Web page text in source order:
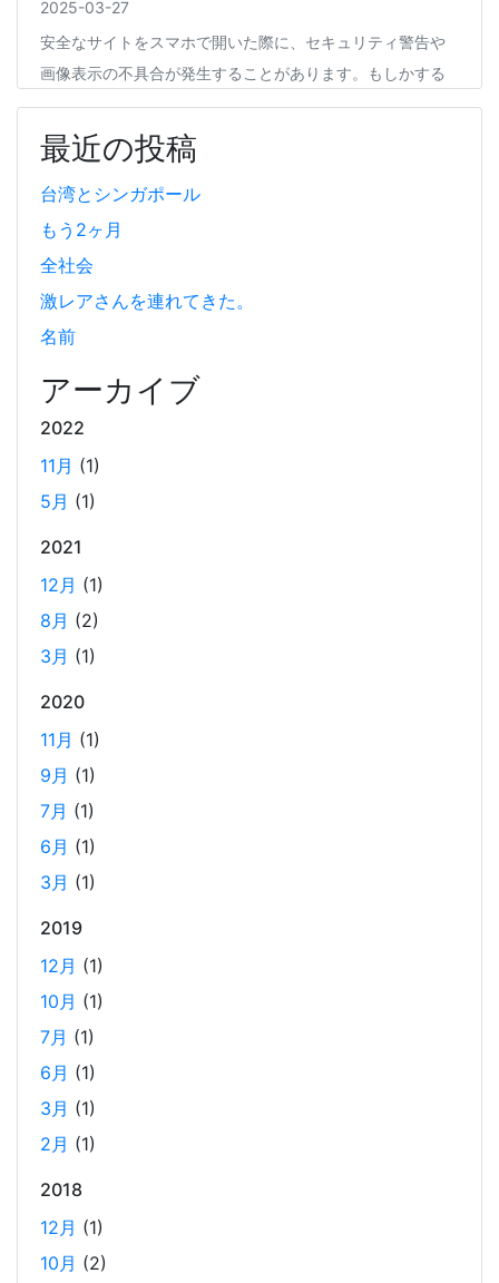
2025-03-27
安全なサイトをスマホで開いた際に、セキュリティ警告や
画像表示の不具合が発生することがあります。もしかする
と、スマホの過度なセキュリティ対策が他のアプリの動作
に影響を与えているかもしれません。今回は、セキュリテ
ィ対策とその影響について簡単にご紹介します。
Coima + Rosetta 2 で、Apple Silicon 上で x86_64
の Docker イメージをビルドする (Docker desktop
2025-03-24
Docker Desktop を使わずに、Mac で x86 の Docker イメ
ージのビルドをする手順を書いています。Colima と
Rosetta2 を使って、クロスアーキテクチャーでビルドする
方法です。Lima, QEmu, nerdctl の実例も記載しています。
ビジネスワークに便利なSLACKのリマインド設定
についてご紹介します。 Slackでは、業務で決めたことや会
議の開始前にリマインダーを設定しておくと、とても便利
です。 忙しいと、いくらスケジュールを頭に入れていて
この機能が非常に役立つと思います。
Laravelを使って簡単にReactを開発できる環境を作
成する
2025-03-18
はPython（Django）＋React（TypeScript）で挫折した
が、今回は得意なPHP（Laravel）をバックエンドにするこ
とで、Reactの学習に集中できる環境を整える。 また、低
コストで構築し、トラブル時の原因特定を容易にすること
を目的としています。
ホーリンラブブックスのリニューアルした時の話
2025-03-17
弊社が運営しているECショップにBL専門サイトのホーリン
ラブブックスがあります。
最近の投稿
台湾とシンガポール
もう2ヶ月
全社会
激レアさんを連れてきた。
名前
アーカイブ
2022
11月 (1)
5月 (1)
2021
12月 (1)
8月 (2)
3月 (1)
2020
11月 (1)
9月 (1)
7月 (1)
6月 (1)
3月 (1)
2019
12月 (1)
10月 (1)
7月 (1)
6月 (1)
3月 (1)
2月 (1)
2018
12月 (1)
10月 (2)